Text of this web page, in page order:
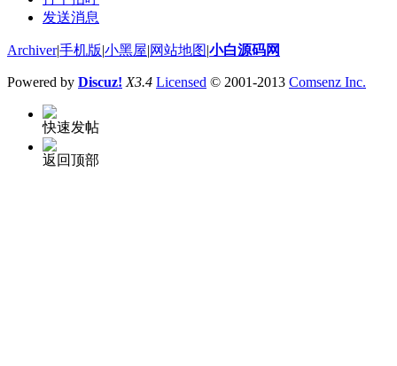
发送消息
Archiver|手机版|小黑屋|网站地图|小白源码网
Powered by Discuz! X3.4 Licensed © 2001-2013 Comsenz Inc.
快速发帖
返回顶部